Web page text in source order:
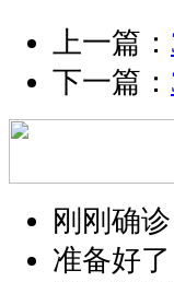
上一篇：
下一篇：
刚刚确
准备好